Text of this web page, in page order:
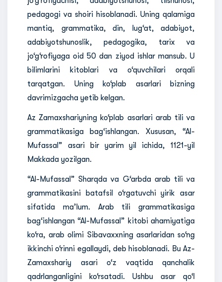
pedagogi va shoiri hisoblanadi. Uning qalamiga
mantiq, grammatika, din, lug‘at, adabiyot,
adabiyotshunoslik, pedagogika, tarix va
jo‘g‘rofiyaga oid 50 dan ziyod ishlar mansub. U
bilimlarini kitoblari va o‘quvchilari orqali
tarqatgan. Uning ko‘plab asarlari bizning
davrimizgacha yetib kelgan.
Az Zamaxshariyning ko‘plab asarlari arab tili va
grammatikasiga bag‘ishlangan. Xususan, “Al-
Mufassal” asari bir yarim yil ichida, 1121-yil
Makkada yozilgan.
“Al-Mufassal” Sharqda va G‘arbda arab tili va
grammatikasini batafsil o‘rgatuvchi yirik asar
sifatida ma’lum. Arab tili grammatikasiga
bag‘ishlangan “Al-Mufassal” kitobi ahamiyatiga
ko‘ra, arab olimi Sibavaxxning asarlaridan so‘ng
ikkinchi o‘rinni egallaydi, deb hisoblanadi. Bu Az-
Zamaxshariy asari o‘z vaqtida qanchalik
qadrlanganligini ko‘rsatadi. Ushbu asar qo‘l